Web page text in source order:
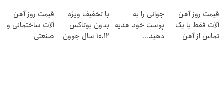
تخفیف)
قیمت روز آهن
آلات فقط با یک
تماس از آهن
جوانی را به
پوست خود هدیه
دهید...
با تخفیف ویژه
بدون بوتاکس
۱۰،۱۲ سال جوون
قیمت روز آهن
آلات ساختمانی و
صنعتی